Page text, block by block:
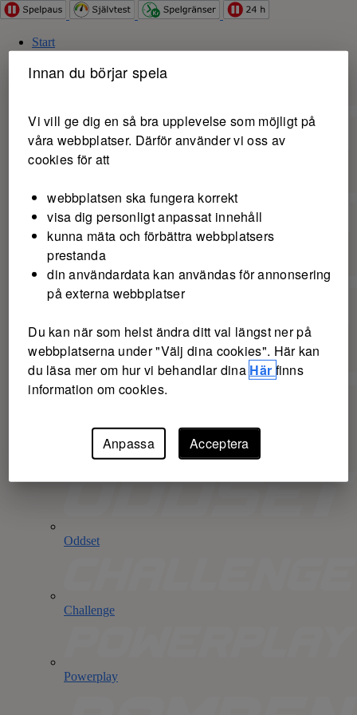
Hoppa till innehåll
Start
Spel
Sport & hästar
Europatipset
Topptipset
MåltipsetJackpot ca 1,5 milj kr
Oddset
Challenge
Powerplay
Innan du börjar spela
Vi vill ge dig en så bra upplevelse som möjligt på
våra webbplatser. Därför använder vi oss av
cookies för att
webbplatsen ska fungera korrekt
visa dig personligt anpassat innehåll
kunna mäta och förbättra webbplatsers
prestanda
din användardata kan användas för annonsering
på externa webbplatser
Du kan när som helst ändra ditt val längst ner på
webbplatserna under "Välj dina cookies". Här kan
du läsa mer om hur vi behandlar dina Här finns
information om cookies.
Anpassa Acceptera